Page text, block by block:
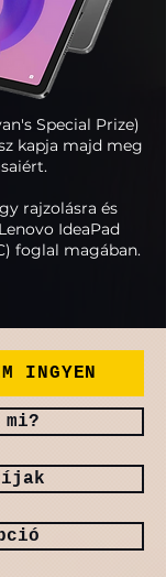
Special Prize)
kapja majd meg
rajzolásra és
IdeaPad
foglal magában.
INGYEN